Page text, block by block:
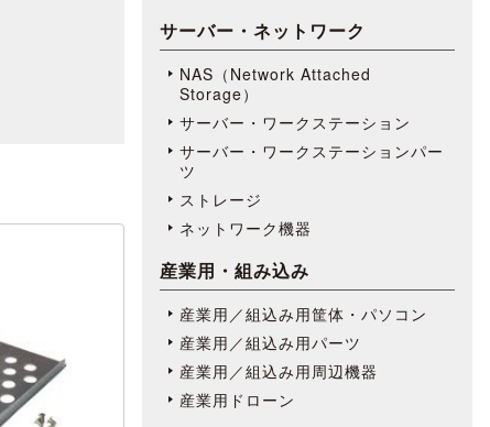
サーバー・ネットワーク
NAS（Network Attached
Storage）
サーバー・ワークステーション
サーバー・ワークステーションパー
ツ
ストレージ
ネットワーク機器
産業用・組み込み
産業用／組込み用筐体・パソコン
産業用／組込み用パーツ
産業用／組込み用周辺機器
産業用ドローン